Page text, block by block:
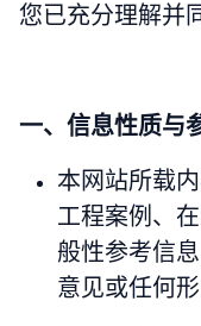
您已充分理解并
一、信息性质与
本网站所载
工程案例、
般性参考信
意见或任何形